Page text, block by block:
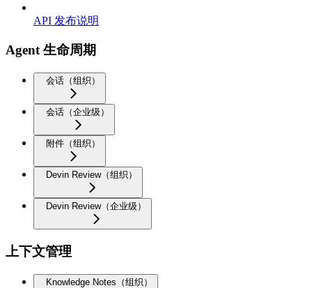
API 发布说明
Agent 生命周期
会话（组织）
会话（企业级）
附件（组织）
Devin Review（组织）
Devin Review（企业级）
上下文管理
Knowledge Notes（组织）